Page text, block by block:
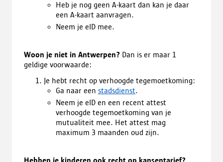
Heb je nog geen A-kaart dan kan je daar
een A-kaart aanvragen.
Neem je eID mee.
Woon je niet in Antwerpen? Dan is er maar 1
geldige voorwaarde:
Je hebt recht op verhoogde tegemoetkoming:
Ga naar een stadsdienst.
Neem je eID en een recent attest
verhoogde tegemoetkoming van je
mutualiteit mee. Het attest mag
maximum 3 maanden oud zijn.
Hebben je kinderen ook recht op kansentarief?